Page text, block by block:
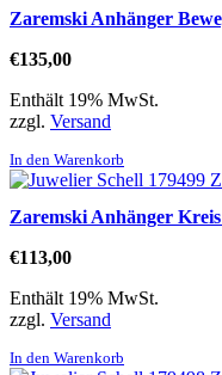
Zaremski Anhänger
€135,00
Enthält 19% MwSt.
zzgl. Versand
In den Warenkorb
Zaremski Anhänger
€113,00
Enthält 19% MwSt.
zzgl. Versand
In den Warenkorb